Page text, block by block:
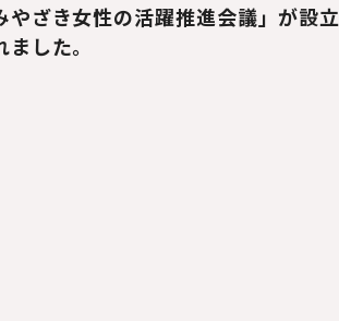
やざき女性の活躍推進会議」が設立
ました。